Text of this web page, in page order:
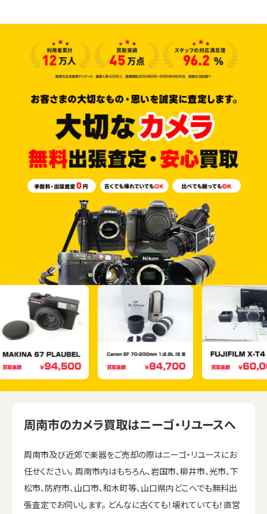
周南市のカメラ買取はニーゴ・リユースへ
周南市及び近郊で楽器をご売却の際はニーゴ・リユースにお
任せください。 周南市内はもちろん、岩国市、柳井市、光市、下
松市、防府市、山口市、和木町等、山口県内どこへでも無料出
張査定でお伺いします。 どんなに古くても！壊れていても！直営